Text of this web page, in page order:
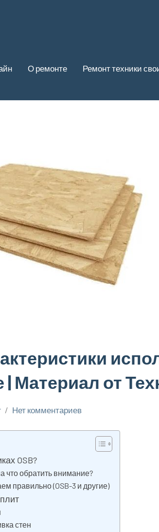
О ремонте Ремонт техники
| Материал от
Нет комментариев
OSB?
что обратить внимание?
правильно (OSB-3 и другие)
стен